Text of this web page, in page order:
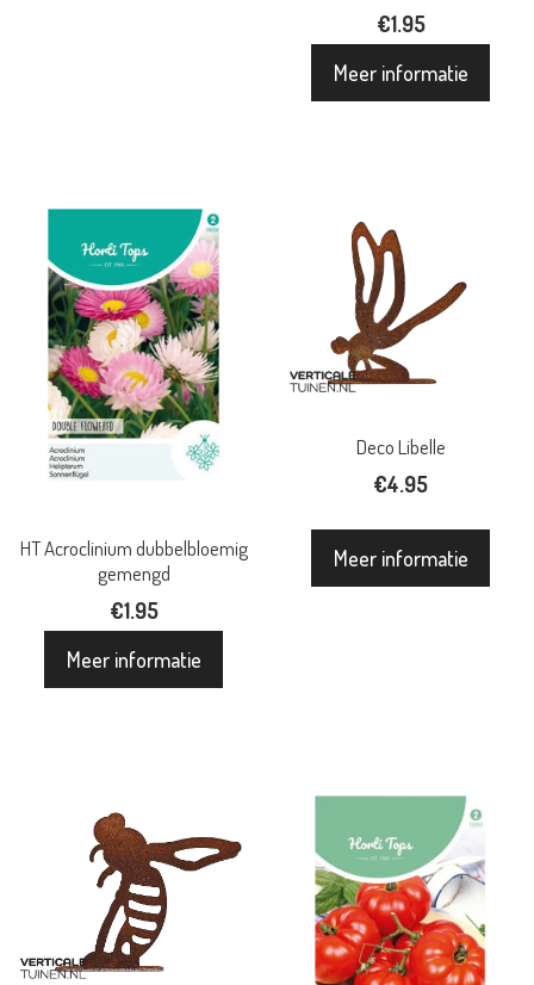
€1.95
Meer informatie
HT Acroclinium dubbelbloemig
gemengd
€1.95
Meer informatie
Deco Libelle
€4.95
Meer informatie